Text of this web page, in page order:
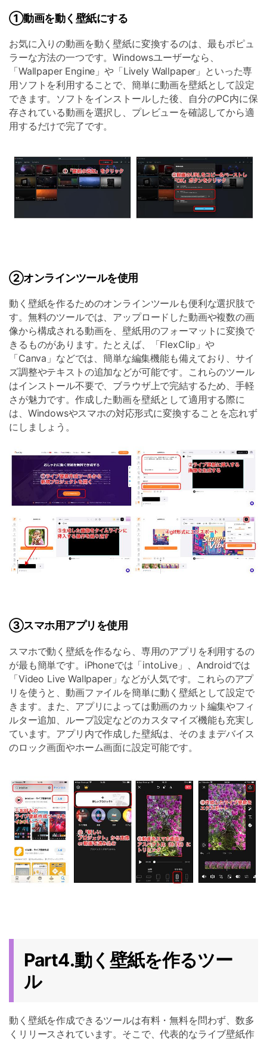
①動画を動く壁紙にする
お気に入りの動画を動く壁紙に変換するのは、最もポピュ
ラーな方法の一つです。Windowsユーザーなら、
「Wallpaper Engine」や「Lively Wallpaper」といった専
用ソフトを利用することで、簡単に動画を壁紙として設定
できます。ソフトをインストールした後、自分のPC内に保
存されている動画を選択し、プレビューを確認してから適
用するだけで完了です。
②オンラインツールを使用
動く壁紙を作るためのオンラインツールも便利な選択肢で
す。無料のツールでは、アップロードした動画や複数の画
像から構成される動画を、壁紙用のフォーマットに変換で
きるものがあります。たとえば、「FlexClip」や
「Canva」などでは、簡単な編集機能も備えており、サイ
ズ調整やテキストの追加などが可能です。これらのツール
はインストール不要で、ブラウザ上で完結するため、手軽
さが魅力です。作成した動画を壁紙として適用する際に
は、Windowsやスマホの対応形式に変換することを忘れず
にしましょう。
③スマホ用アプリを使用
スマホで動く壁紙を作るなら、専用のアプリを利用するの
が最も簡単です。iPhoneでは「intoLive」、Androidでは
「Video Live Wallpaper」などが人気です。これらのアプ
リを使うと、動画ファイルを簡単に動く壁紙として設定で
きます。また、アプリによっては動画のカット編集やフィ
ルター追加、ループ設定などのカスタマイズ機能も充実し
ています。アプリ内で作成した壁紙は、そのままデバイス
のロック画面やホーム画面に設定可能です。
Part4.動く壁紙を作るツー
ル
動く壁紙を作成できるツールは有料・無料を問わず、数多
くリリースされています。そこで、代表的なライブ壁紙作